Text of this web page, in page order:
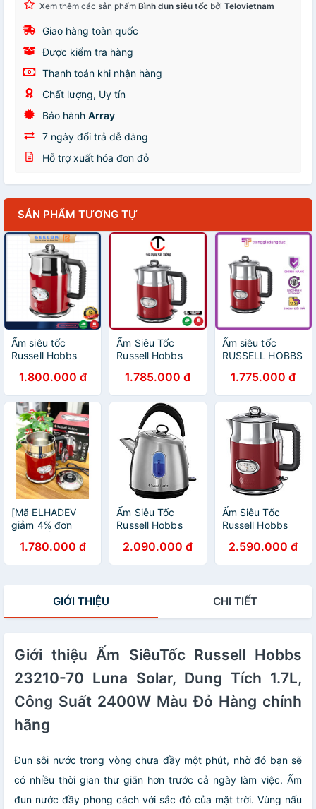
Xem thêm các sản phẩm Bình đun siêu tốc bởi Telovietnam
Giao hàng toàn quốc
Được kiểm tra hàng
Thanh toán khi nhận hàng
Chất lượng, Uy tín
Bảo hành Array
7 ngày đổi trả dễ dàng
Hỗ trợ xuất hóa đơn đỏ
SẢN PHẨM TƯƠNG TỰ
Ấm siêu tốc
Russell Hobbs
lít có chỉ báo
nhiệt
1.800.000 đ
Ấm Siêu Tốc
Russell Hobbs
Dung Tích 1.7L
Hàng Chính Hãng
1.785.000 đ
Ấm siêu tốc
RUSSELL HOBBS
màu đỏ
1.775.000 đ
[Mã ELHADEV
giảm 4% đơn
tốc Russell hobbs
KETTLE Đỏ
1.780.000 đ
Ấm Siêu Tốc
Russell Hobbs
chính hãng
2.090.000 đ
Ấm Siêu Tốc
Russell Hobbs
2400W 1.7L Màu
Đỏ Hàng chính
2.590.000 đ
GIỚI THIỆU CHI TIẾT
Giới thiệu Ấm SiêuTốc Russell Hobbs
23210-70 Luna Solar, Dung Tích 1.7L,
Công Suất 2400W Màu Đỏ Hàng chính
hãng
Đun sôi nước trong vòng chưa đầy một phút, nhờ đó bạn sẽ
có nhiều thời gian thư giãn hơn trước cả ngày làm việc. Ấm
đun nước đầy phong cách với sắc đỏ của mặt trời. Vùng nấu